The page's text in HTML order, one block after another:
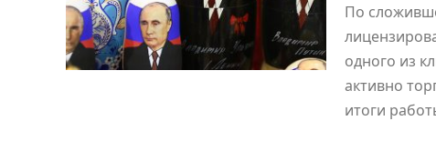
По
одного из
активно
итоги